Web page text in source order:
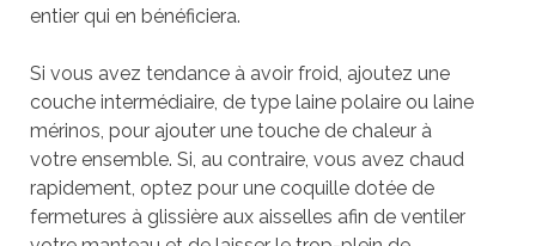
entier qui en bénéficiera.
Si vous avez tendance à avoir froid, ajoutez une
couche intermédiaire, de type laine polaire ou laine
mérinos, pour ajouter une touche de chaleur à
votre ensemble. Si, au contraire, vous avez chaud
rapidement, optez pour une coquille dotée de
fermetures à glissière aux aisselles afin de ventiler